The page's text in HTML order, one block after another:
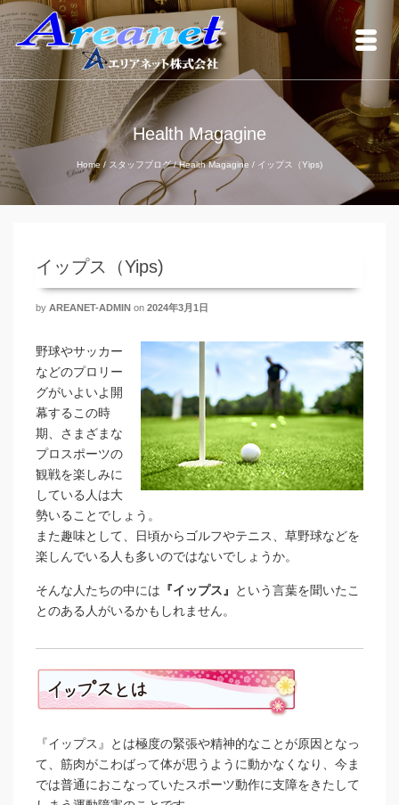
Health Magagine
Home / スタッフブログ / Health Magagine / イップス（Yips)
イップス（Yips)
by AREANET-ADMIN on 2024年3月1日
野球やサッカー
などのプロリー
グがいよいよ開
幕するこの時
期、さまざまな
プロスポーツの
観戦を楽しみに
している人は大
勢いることでしょう。
また趣味として、日頃からゴルフやテニス、草野球などを
楽しんでいる人も多いのではないでしょうか。
そんな人たちの中には 『イップス』
という言葉を聞いたこ
とのある人がいるかもしれません。
『イップス』とは極度の緊張や精神的なことが原因となっ
て、筋肉がこわばって体が思うように動かなくなり、今ま
では普通におこなっていたスポーツ動作に支障をきたして